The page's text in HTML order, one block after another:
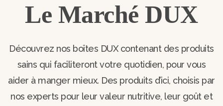
Le Marché DUX
Découvrez nos boîtes DUX contenant des produits
sains qui faciliteront votre quotidien, pour vous
aider à manger mieux. Des produits d’ici, choisis par
nos experts pour leur valeur nutritive, leur goût et